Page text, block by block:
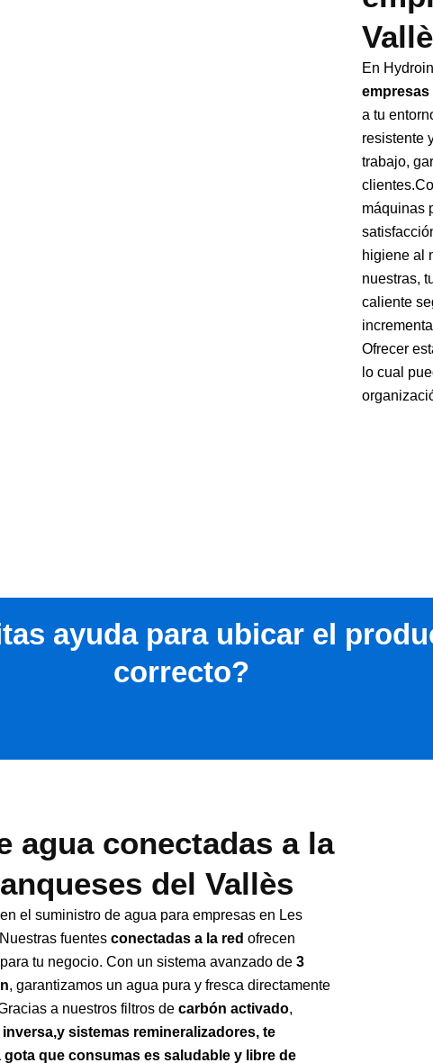
En
empresas
a tu
resistente
trabajo,
máquinas
higiene al
nuestras,
caliente
Ofrecer
lo cual
ayuda para ubicar el
correcto?
agua conectadas a la
del Vallès
el suministro de agua para empresas en Les
fuentes conectadas a la red ofrecen
tu negocio. Con un sistema avanzado de 3
, garantizamos un agua pura y fresca directamente
a nuestros filtros de carbón activado,
y sistemas remineralizadores, te
que consumas es saludable y libre de